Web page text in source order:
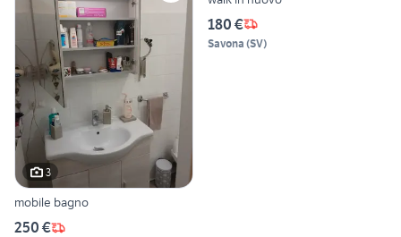
3
mobile bagno
250 €
180 €
Savona (SV)